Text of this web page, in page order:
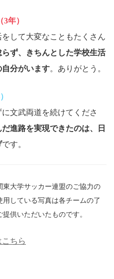
年）
して大変なこともたくさん
らず、きちんとした学校生活
分がいます。ありがとう。
文武両道を続けてくださ
進路を実現できたのは、日
です。
大学サッカー連盟のご協力の
している写真は各チームの了
供いただいたものです。
ちら